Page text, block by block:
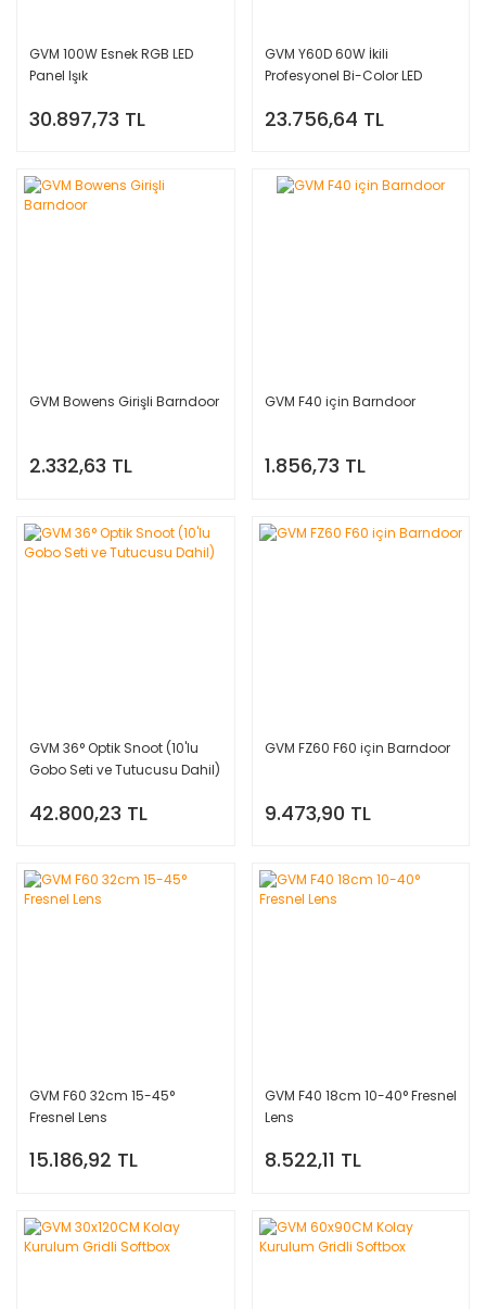
GVM 100W Esnek RGB LED
Panel Işık
30.897,73 TL
GVM Y60D 60W İkili
Profesyonel Bi-Color LED
23.756,64 TL
GVM Bowens Girişli Barndoor
2.332,63 TL
GVM F40 için Barndoor
1.856,73 TL
GVM 36° Optik Snoot (10'lu
Gobo Seti ve Tutucusu Dahil)
42.800,23 TL
GVM FZ60 F60 için Barndoor
9.473,90 TL
GVM F60 32cm 15-45°
Fresnel Lens
15.186,92 TL
GVM F40 18cm 10-40° Fresnel
Lens
8.522,11 TL